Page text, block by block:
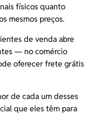
físicos quanto
mesmos preços.
de venda abre
— no comércio
oferecer frete grátis
de cada um desses
que eles têm para